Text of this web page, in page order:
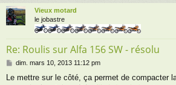
g
e
Vieux motard
le jobastre
Re: Roulis sur Alfa 156 SW - résolu
M
s
dim. mars 10, 2013 11:12 pm
Le mettre sur le côté, ça permet de compacter